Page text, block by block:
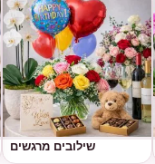
שילובים מרגשים